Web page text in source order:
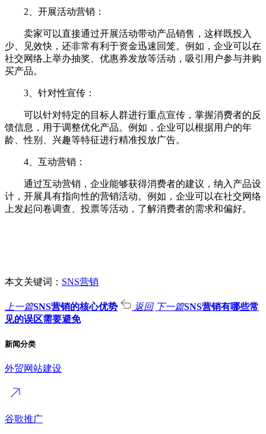
2、开展活动营销：
卖家可以直接通过开展活动带动产品销售，这样既投入
少、见效快，还非常有利于资金迅速回笼。例如，企业可以在
社交网络上举办抽奖、优惠券发放等活动，吸引用户参与并购
买产品。
3、针对性宣传：
可以针对特定的目标人群进行重点宣传，掌握消费者的反
馈信息，用于调整优化产品。例如，企业可以根据用户的年
龄、性别、兴趣等特征进行精准投放广告。
4、互动营销：
通过互动营销，企业能够获得消费者的建议，纳入产品设
计，开展具有指向性的营销活动。例如，企业可以在社交网络
上发起问卷调查、投票等活动，了解消费者的需求和偏好。
本文关键词： SNS营销
上一篇SNS营销的核心优势 返回 下一篇SNS营销有哪些常
见的误区需要避免
新闻分类
外贸网站建设
谷歌推广